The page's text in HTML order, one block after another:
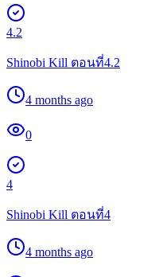
4.2
Shinobi Kill ตอนที่4.2
4 months ago
0
4
Shinobi Kill ตอนที่4
4 months ago